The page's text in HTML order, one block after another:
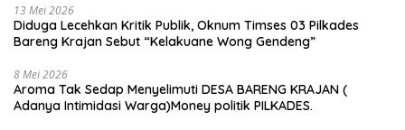
13 Mei 2026
Diduga Lecehkan Kritik Publik, Oknum Timses 03 Pilkades
Bareng Krajan Sebut “Kelakuane Wong Gendeng”
8 Mei 2026
Aroma Tak Sedap Menyelimuti DESA BARENG KRAJAN (
Adanya Intimidasi Warga)Money politik PILKADES.